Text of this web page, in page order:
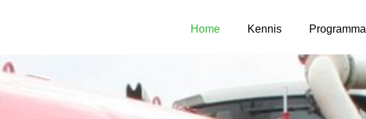
Home Kennis Programma